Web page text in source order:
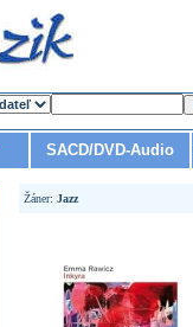
SACD/DVD-Audio
Žáner: Jazz